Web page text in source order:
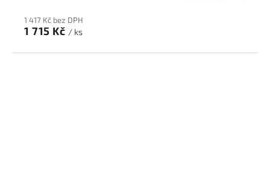
A
1 417 Kč bez DPH
1 715 Kč / ks